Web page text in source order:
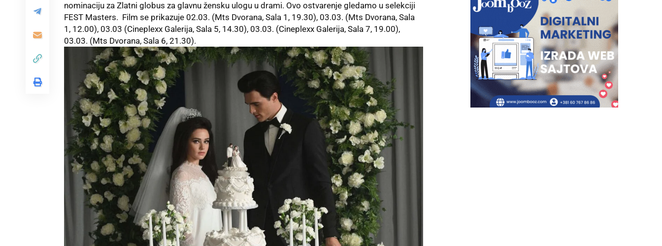
nominaciju za Zlatni globus za glavnu žensku ulogu u drami. Ovo ostvarenje gledamo u selekciji
FEST Masters. Film se prikazuje 02.03. (Mts Dvorana, Sala 1, 19.30), 03.03. (Mts Dvorana, Sala
1, 12.00), 03.03 (Cineplexx Galerija, Sala 5, 14.30), 03.03. (Cineplexx Galerija, Sala 7, 19.00),
03.03. (Mts Dvorana, Sala 6, 21.30).